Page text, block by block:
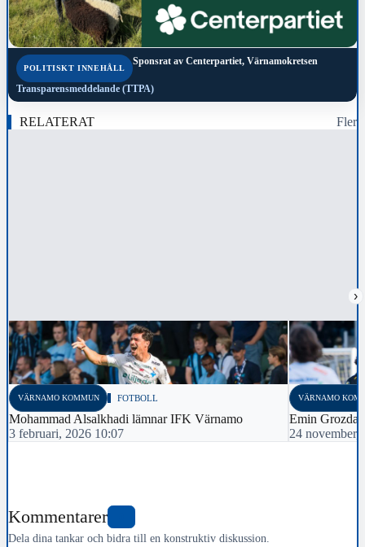
POLITISKT INNEHÅLL
Sponsrat av Centerpartiet, Värnamokretsen
Transparensmeddelande (TTPA)
RELATERAT Fler
›
VÄRNAMO KOMMUN FOTBOLL
Mohammad Alsalkhadi lämnar IFK Värnamo
3 februari, 2026 10:07
VÄRNAMO
Emin
24 november,
Kommentarer
Dela dina tankar och bidra till en konstruktiv diskussion.